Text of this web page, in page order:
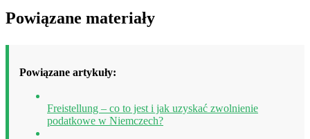
Powiązane materiały
Powiązane artykuły:
Freistellung – co to jest i jak uzyskać zwolnienie
podatkowe w Niemczech?